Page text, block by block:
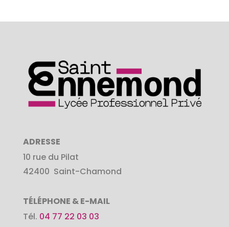
ADRESSE
10 rue du Pilat
42400 Saint-Chamond
TÉLÉPHONE & E-MAIL
Tél. 04 77 22 03 03